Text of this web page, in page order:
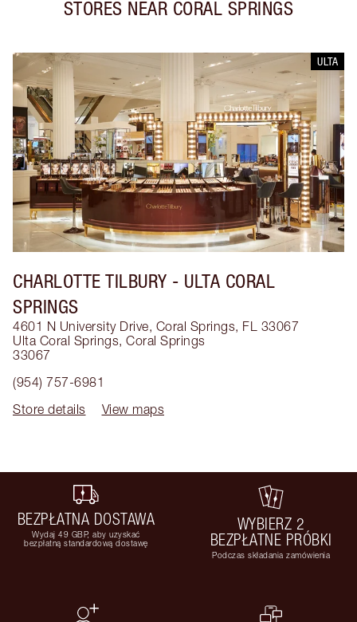
STORES NEAR CORAL SPRINGS
ULTA
CHARLOTTE TILBURY - ULTA CORAL
SPRINGS
4601 N University Drive, Coral Springs, FL 33067
Ulta Coral Springs, Coral Springs
33067
(954) 757-6981
Store details
View maps
BEZPŁATNA DOSTAWA
Wydaj 49 GBP, aby uzyskać
bezpłatną standardową dostawę
WYBIERZ 2
BEZPŁATNE PRÓBKI
Podczas składania zamówienia